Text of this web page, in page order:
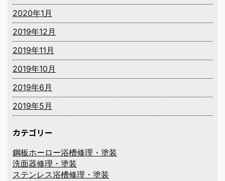
2020年1月
2019年12月
2019年11月
2019年10月
2019年6月
2019年5月
カテゴリー
鋼板ホーロー浴槽修理・塗装
洗面器修理・塗装
ステンレス浴槽修理・塗装